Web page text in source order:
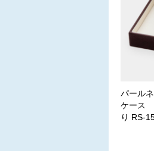
パール
ケース
り RS-